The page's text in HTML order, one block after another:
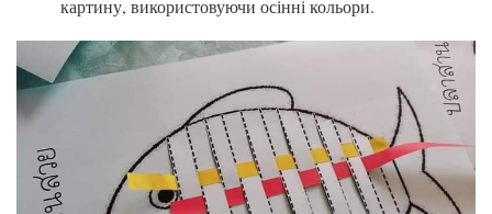
картину, використовуючи осінні кольори.